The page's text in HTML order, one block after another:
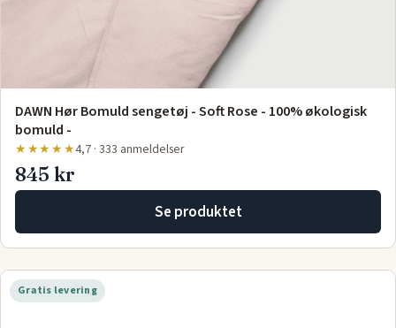
DAWN Hør Bomuld sengetøj - Soft Rose - 100% økologisk
bomuld -
★★★★★4,7 · 333 anmeldelser
845 kr
Se produktet
Gratis levering